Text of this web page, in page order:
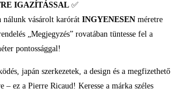
IGAZÍTÁSSAL ✅
vásárolt karórát INGYENESEN méretre
„Megjegyzés” rovatában tüntesse fel a
pontossággal!
japán szerkezetek, a design és a megfizethető
– ez a Pierre Ricaud! Keresse a márka széles